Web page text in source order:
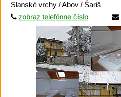
Slanské vrchy /Abov / Šariš
zobraz telefónne číslo